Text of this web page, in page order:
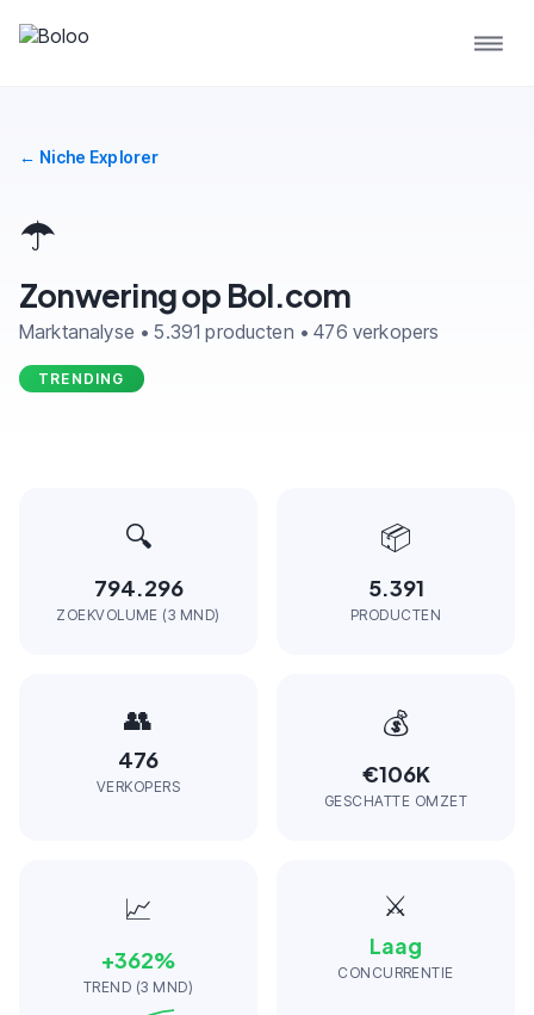
← Niche Explorer
☂️
Zonwering op Bol.com
Marktanalyse • 5.391 producten • 476 verkopers
TRENDING
🔍
794.296
ZOEKVOLUME (3 MND)
📦
5.391
PRODUCTEN
👥
476
VERKOPERS
💰
€106K
GESCHATTE OMZET
📈
+362%
TREND (3 MND)
⚔️
Laag
CONCURRENTIE